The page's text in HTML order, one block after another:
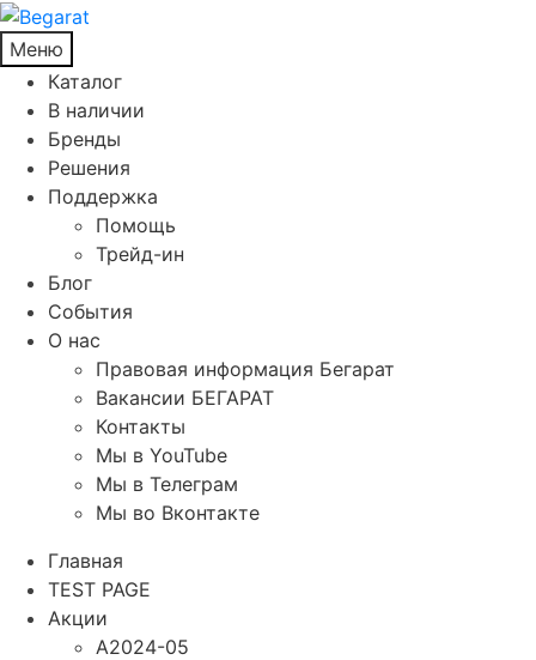
Меню
Каталог
В наличии
Бренды
Решения
Поддержка
Помощь
Трейд-ин
Блог
События
О нас
Правовая информация Бегарат
Вакансии БЕГАРАТ
Контакты
Мы в YouTube
Мы в Телеграм
Мы во Вконтакте
Главная
TEST PAGE
Акции
A2024-05